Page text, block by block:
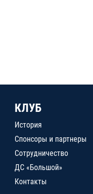
КЛУБ
История
Спонсоры и партнеры
Сотрудничество
ДС «Большой»
Контакты